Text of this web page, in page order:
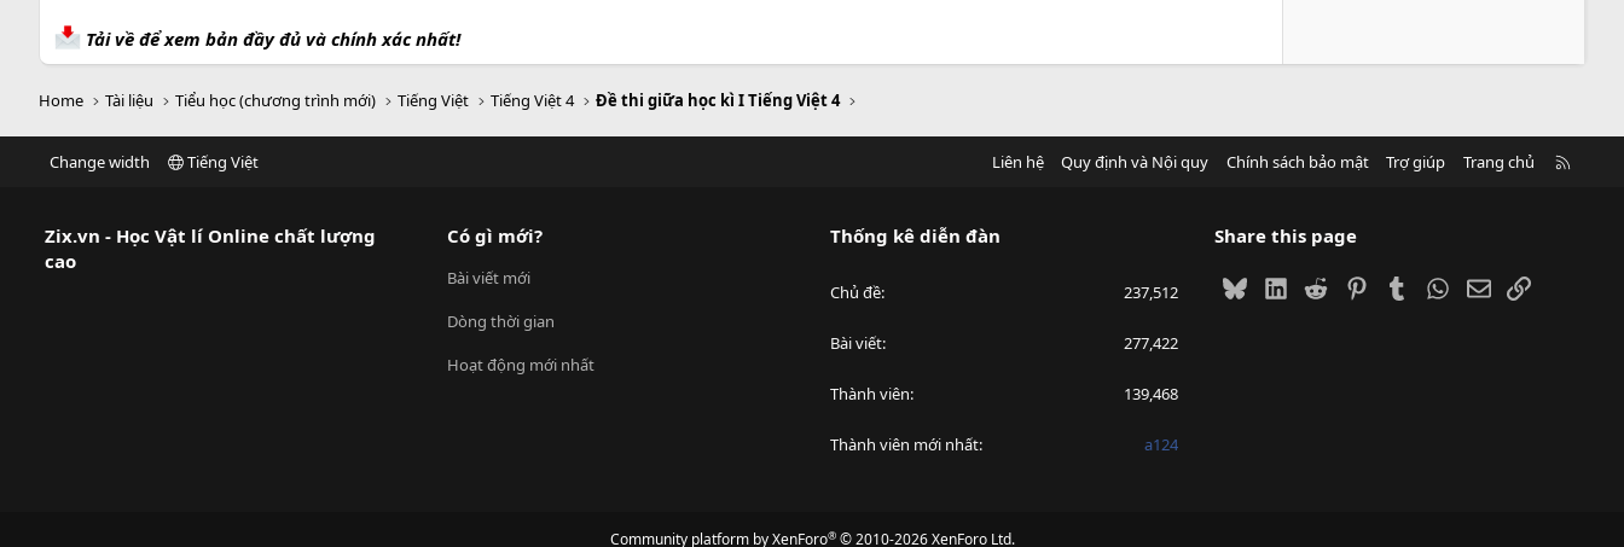
Tải về để xem bản đầy đủ và chính xác nhất!
Home Tài liệu Tiểu học (chương trình mới) Tiếng Việt Tiếng Việt 4 Đề thi giữa học kì I Tiếng Việt 4
Change width Tiếng Việt Liên hệ Quy định và Nội quy Chính sách bảo mật Trợ giúp Trang chủ
Zix.vn - Học Vật lí Online chất lượng
cao
Có gì mới?
Bài viết mới
Dòng thời gian
Hoạt động mới nhất
Thống kê diễn đàn
Chủ đề 237,512
Bài viết 277,422
Thành viên 139,468
Thành viên mới nhất a124
Share this page
BlueskyLinkedIn
Reddit PinterestTumblrWhatsApp
EmailLink
Community platform by XenForo® © 2010-2026 XenForo Ltd.